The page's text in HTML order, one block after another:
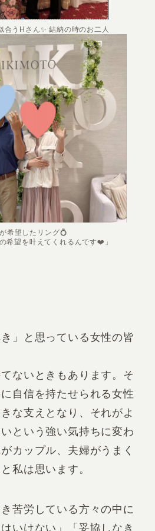
合うHさん✨ 結納の時のお二人
希望したリング💍
希望を叶えてくれるんです❤️」
」と思っている女性の皆
ないときもあります。そ
自信を持たせられる女性
な支えとなり、それがよ
という強い気持ちに変わ
カップル、夫婦がうまく
私は思います。
苦労している方々の中に
いけない」「妥協しなき